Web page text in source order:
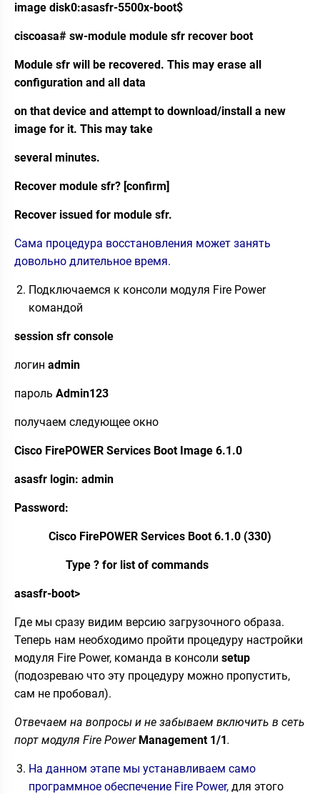
image disk0:asasfr-5500x-boot$
ciscoasa# sw-module module sfr recover boot
Module sfr will be recovered. This may erase all
configuration and all data
on that device and attempt to download/install a new
image for it. This may take
several minutes.
Recover module sfr? [confirm]
Recover issued for module sfr.
Сама процедура восстановления может занять
довольно длительное время.
Подключаемся к консоли модуля Fire Power
командой
session sfr console
логин admin
пароль Admin123
получаем следующее окно
Cisco FirePOWER Services Boot Image 6.1.0
asasfr login: admin
Password:
Cisco FirePOWER Services Boot 6.1.0 (330)
Type ? for list of commands
asasfr-boot>
Где мы сразу видим версию загрузочного образа.
Теперь нам необходимо пройти процедуру настройки
модуля Fire Power, команда в консоли setup
(подозреваю что эту процедуру можно пропустить,
сам не пробовал).
Отвечаем на вопросы и не забываем включить в сеть
порт модуля Fire Power Management1/1.
На данном этапе мы устанавливаем само
программное обеспечение Fire Power, для этого